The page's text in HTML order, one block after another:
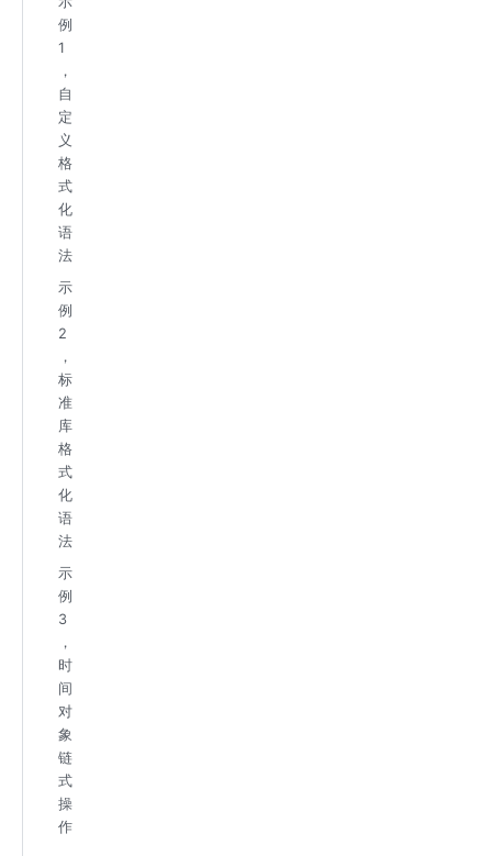
例
1
，
自
定
义
格
式
化
语
法
示
例
2
，
标
准
库
格
式
化
语
法
示
例
3
，
时
间
对
象
链
式
操
作